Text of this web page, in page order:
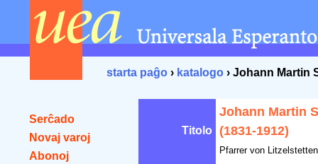
starta paĝo › katalogo › Johann Martin
Serĉado
Novaj varoj
Abonoj
Titolo
Johann Martin
(1831-1912)
Pfarrer von